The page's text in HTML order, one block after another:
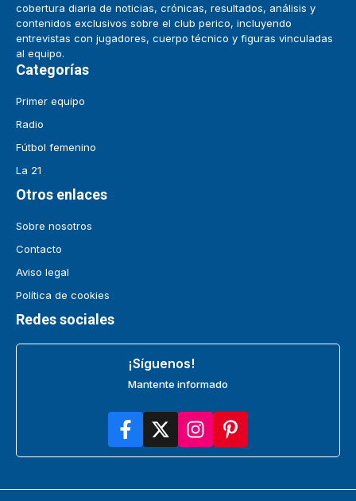
cobertura diaria de noticias, crónicas, resultados, análisis y
contenidos exclusivos sobre el club perico, incluyendo
entrevistas con jugadores, cuerpo técnico y figuras vinculadas
al equipo.
Categorías
Primer equipo
Radio
Fútbol femenino
La 21
Otros enlaces
Sobre nosotros
Contacto
Aviso legal
Política de cookies
Redes sociales
¡Síguenos!
Mantente informado